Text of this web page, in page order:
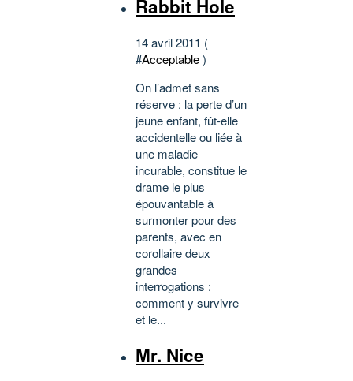
Rabbit Hole
14 avril 2011 (
#Acceptable)
On l’admet sans
réserve : la perte d’un
jeune enfant, fût-elle
accidentelle ou liée à
une maladie
incurable, constitue le
drame le plus
épouvantable à
surmonter pour des
parents, avec en
corollaire deux
grandes
interrogations :
comment y survivre
et le...
Mr. Nice